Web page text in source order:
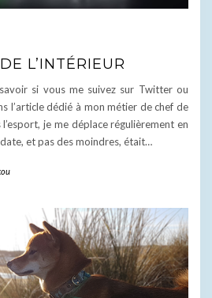
L’INTÉRIEUR
si vous me suivez sur Twitter ou
l’article dédié à mon métier de chef de
je me déplace régulièrement en
et pas des moindres, était…